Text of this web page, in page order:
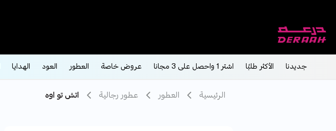
جديدنا الأكثر طلبًا اشتر 1 واحصل على 3 مجانا عروض خاصة العطور العود الهدايا
الرئيسية العطور عطور رجالية اتش تو اوه